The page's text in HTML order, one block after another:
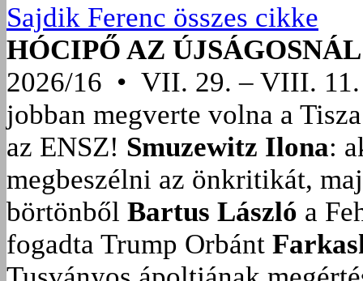
Sajdik Ferenc összes cikke
HÓCIPŐ AZ ÚJSÁGOSNÁL
2026/16 • VII. 29. – VIII. 11.
jobban megverte volna a
az ENSZ! Smuzewitz Ilona:
megbeszélni az önkritikát,
börtönből Bartus László a
fogadta Trump Orbánt